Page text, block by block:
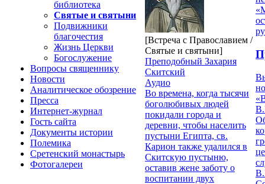
библиотека
Святые и святыни
Подвижники
благочестия
Жизнь Церкви
Богослужение
Вопросы священнику
Новости
Аналитическое обозрение
Пресса
Интернет-журнал
Гость сайта
Документы истории
Полемика
Сретенский монастырь
Фотогалереи
[Встреча с Православием /
Святые и святыни]
Преподобный Захария
Скитский
Аудио
Во времена, когда тысячи
боголюбивых людей
покидали города и
деревни, чтобы населить
пустыни Египта, св.
Карион также удалился в
Скитскую пустыню,
оставив жене заботу о
воспитании двух